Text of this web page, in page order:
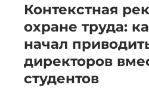
Контекстная
охране труда:
начал
директоров
студентов